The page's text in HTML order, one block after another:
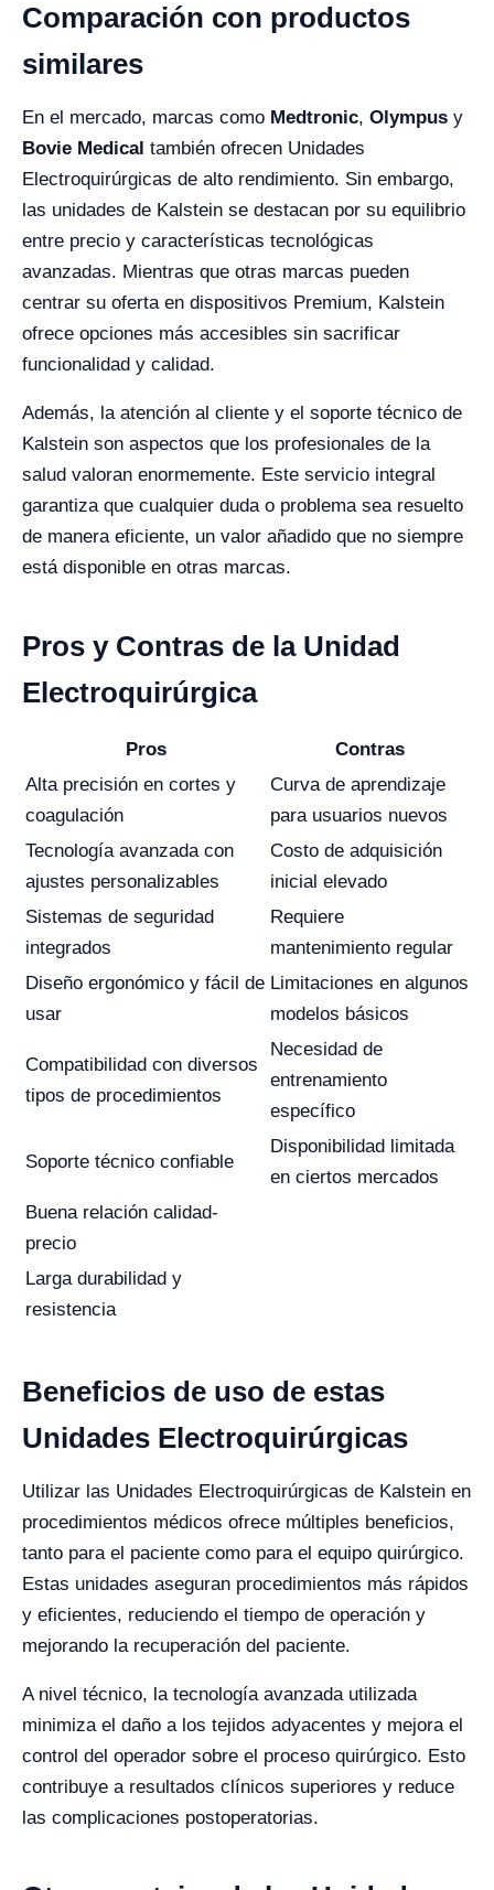
Comparación con productos
similares
En el mercado, marcas como Medtronic, Olympus y
Bovie Medical también ofrecen Unidades
Electroquirúrgicas de alto rendimiento. Sin embargo,
las unidades de Kalstein se destacan por su equilibrio
entre precio y características tecnológicas
avanzadas. Mientras que otras marcas pueden
centrar su oferta en dispositivos Premium, Kalstein
ofrece opciones más accesibles sin sacrificar
funcionalidad y calidad.
Además, la atención al cliente y el soporte técnico de
Kalstein son aspectos que los profesionales de la
salud valoran enormemente. Este servicio integral
garantiza que cualquier duda o problema sea resuelto
de manera eficiente, un valor añadido que no siempre
está disponible en otras marcas.
Pros y Contras de la Unidad
Electroquirúrgica
Pros
Contras
Alta precisión en cortes y
coagulación
Curva de aprendizaje
para usuarios nuevos
Tecnología avanzada con
ajustes personalizables
Costo de adquisición
inicial elevado
Sistemas de seguridad
integrados
Requiere
mantenimiento regular
Diseño ergonómico y fácil de
usar
Limitaciones en algunos
modelos básicos
Compatibilidad con diversos
tipos de procedimientos
Necesidad de
entrenamiento
específico
Soporte técnico confiable
Disponibilidad limitada
en ciertos mercados
Buena relación calidad-
precio
Larga durabilidad y
resistencia
Beneficios de uso de estas
Unidades Electroquirúrgicas
Utilizar las Unidades Electroquirúrgicas de Kalstein en
procedimientos médicos ofrece múltiples beneficios,
tanto para el paciente como para el equipo quirúrgico.
Estas unidades aseguran procedimientos más rápidos
y eficientes, reduciendo el tiempo de operación y
mejorando la recuperación del paciente.
A nivel técnico, la tecnología avanzada utilizada
minimiza el daño a los tejidos adyacentes y mejora el
control del operador sobre el proceso quirúrgico. Esto
contribuye a resultados clínicos superiores y reduce
las complicaciones postoperatorias.